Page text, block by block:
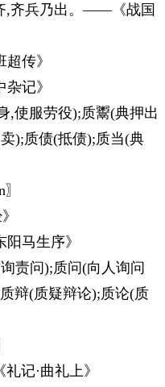
,齐兵乃出。——《战国
传》
记》
,使服劳役);质鬻(典押出
);质债(抵债);质当(典
马生序》
责问);质问(向人询问
辩(质疑辩论);质论(质
记·曲礼上》